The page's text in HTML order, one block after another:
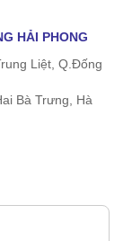
HẢI PHONG
Liệt, Q.Đống
Bà Trưng, Hà